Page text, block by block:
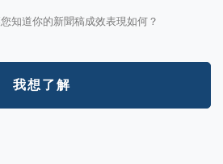
知道你的新聞稿成效表現如何？
我想了解